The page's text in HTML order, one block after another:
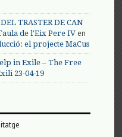
TRASTER DE CAN
de l'Eix Pere IV en
el projecte MaCus
in Exile – The Free
23-04-19